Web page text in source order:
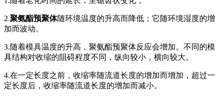
2.聚氨酯预聚体随环境温度的升高而降低；它随环境湿度的增
加而波动。
3.随着模具温度的升高，聚氨酯预聚体反应会增加。不同的模
具结构对收缩的阻碍程度不同，纵向较小，横向较大。
4.在一定长度之前，收缩率随流道长度的增加而增加，超过一
定长度后，收缩率随流道长度的增加而减小。